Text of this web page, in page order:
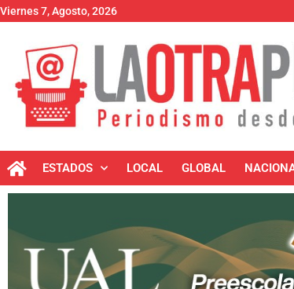
Viernes 7, Agosto, 2026
ESTADOS LOCAL GLOBAL